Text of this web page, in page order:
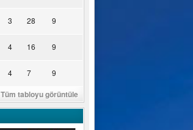
3 28 9
4 16 9
4 7 9
Tüm tabloyu görüntüle